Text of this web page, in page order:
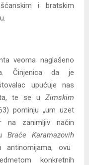
i bratskim
veoma naglašeno
Činjenica da je
upućuje nas
te se u Zimskim
pominju „um uzet
na zanimljiv način
Braće Karamazovih
antinomijama, ovu
konkretnih